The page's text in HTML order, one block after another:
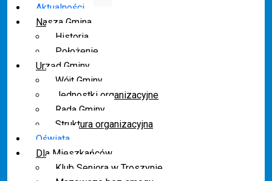
Aktualności
Nasza Gmina
Historia
Położenie
Urząd Gminy
Wójt Gminy
Jednostki organizacyjne
Rada Gminy
Struktura organizacyjna
Oświata
Dla Mieszkańców
Klub Seniora w Troszynie